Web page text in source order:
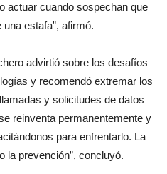
actuar cuando sospechan que
estafa”, afirmó.
advirtió sobre los desafíos
y recomendó extremar los
y solicitudes de datos
reinventa permanentemente y
para enfrentarlo. La
la prevención”, concluyó.